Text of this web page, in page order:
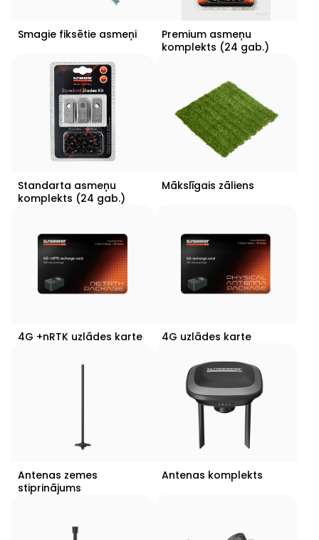
Smagie fiksētie asmeņi
Premium asmeņu
komplekts (24 gab.)
Standarta asmeņu
komplekts (24 gab.)
Mākslīgais zāliens
4G +nRTK uzlādes karte 4G uzlādes karte
Antenas zemes
stiprinājums
Antenas komplekts